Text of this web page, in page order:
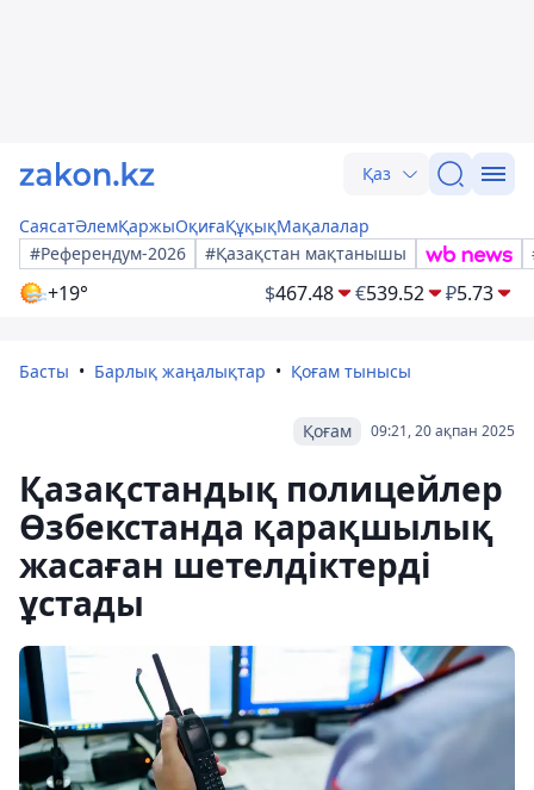
Қаз
СаясатӘлемҚаржыОқиғаҚұқықМақалалар
#Референдум-2026
#Қазақстан мақтанышы
+19° $467.48 €539.52 ₽5.73
Басты Барлық жаңалықтар Қоғам тынысы
09:21, 20 ақпан 2025
Қоғам
Қазақстандық полицейлер
Өзбекстанда қарақшылық
жасаған шетелдіктерді
ұстады